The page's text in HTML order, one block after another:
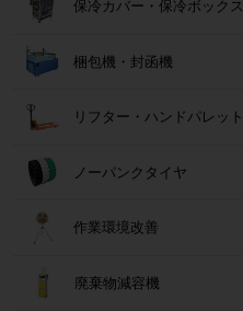
保冷カバー・保冷ボックス
梱包機・封函機
リフター・ハンドパレット
ノーパンクタイヤ
作業環境改善
廃棄物減容機